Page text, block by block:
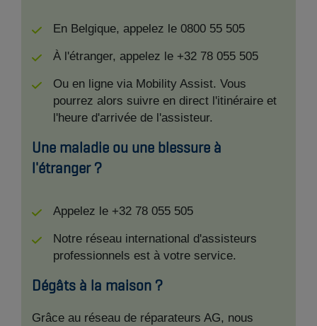
En Belgique, appelez le 0800 55 505
À l'étranger, appelez le +32 78 055 505
Ou en ligne via Mobility Assist. Vous
pourrez alors suivre en direct l'itinéraire et
l'heure d'arrivée de l'assisteur.
Une maladie ou une blessure à
l'étranger ?
Appelez le +32 78 055 505
Notre réseau international d'assisteurs
professionnels est à votre service.
Dégâts à la maison ?
Grâce au réseau de réparateurs AG, nous